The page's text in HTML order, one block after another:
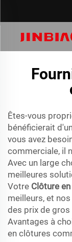
Êtes-vous
bénéficierait
vous avez
commerciale, il
Avec un large
meilleures
Votre Clôture
meilleurs, et
des prix de
Avantages à
en clôtures